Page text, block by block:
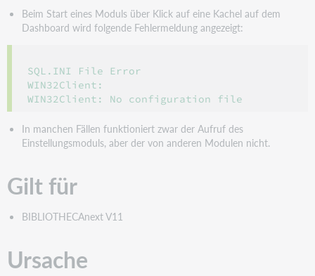
Beim Start eines Moduls über Klick auf eine Kachel auf dem
Dashboard wird folgende Fehlermeldung angezeigt:
SQL.INI File Error
WIN32Client:
WIN32Client: No configuration file
In manchen Fällen funktioniert zwar der Aufruf des
Einstellungsmoduls, aber der von anderen Modulen nicht.
Gilt für
BIBLIOTHECAnext V11
Ursache